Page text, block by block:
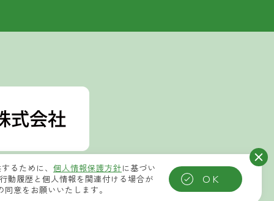
るために、 個人情報保護方針に基づい
動履歴と個人情報を関連付ける場合が
意をお願いいたします。
OK